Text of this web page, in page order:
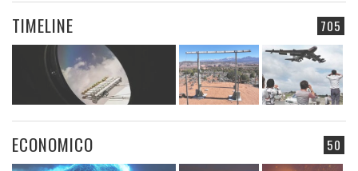
705
TIMELINE
50
ECONOMICO